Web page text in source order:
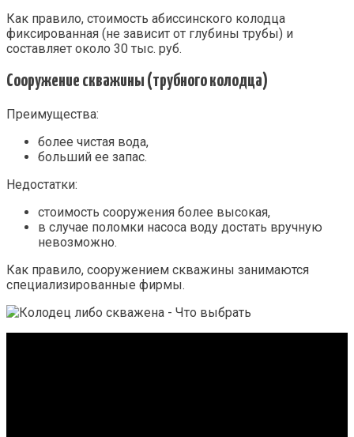
Как правило, стоимость абиссинского колодца
фиксированная (не зависит от глубины трубы) и
составляет около 30 тыс. руб.
Сооружение скважины (трубного колодца)
Преимущества:
более чистая вода,
больший ее запас.
Недостатки:
стоимость сооружения более высокая,
в случае поломки насоса воду достать вручную
невозможно.
Как правило, сооружением скважины занимаются
специализированные фирмы.